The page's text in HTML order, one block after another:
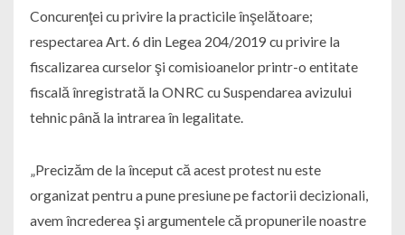
Concurenţei cu privire la practicile înşelătoare;
respectarea Art. 6 din Legea 204/2019 cu privire la
fiscalizarea curselor şi comisioanelor printr-o entitate
fiscală înregistrată la ONRC cu Suspendarea avizului
tehnic până la intrarea în legalitate.
„Precizăm de la început că acest protest nu este
organizat pentru a pune presiune pe factorii decizionali,
avem încrederea şi argumentele că propunerile noastre